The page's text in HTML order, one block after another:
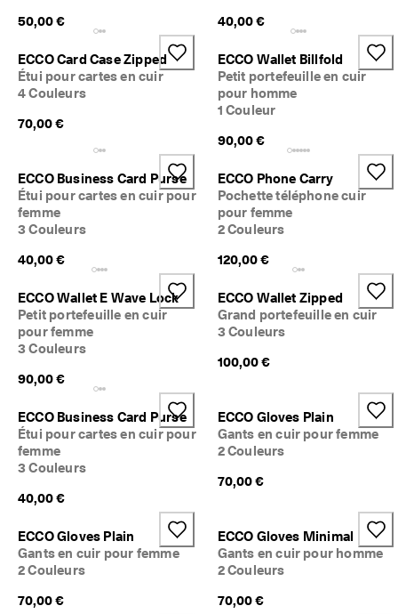
50,00 €
40,00 €
ECCO Card Case Zipped
Étui pour cartes en cuir
4 Couleurs
70,00 €
ECCO Wallet Billfold
Petit portefeuille en cuir
pour homme
1 Couleur
90,00 €
ECCO Business Card Purse
Étui pour cartes en cuir pour
femme
3 Couleurs
40,00 €
ECCO Phone Carry
Pochette téléphone cuir
pour femme
2 Couleurs
120,00 €
ECCO Wallet E Wave Lock
Petit portefeuille en cuir
pour femme
3 Couleurs
90,00 €
ECCO Wallet Zipped
Grand portefeuille en cuir
3 Couleurs
100,00 €
ECCO Business Card Purse
Étui pour cartes en cuir pour
femme
3 Couleurs
40,00 €
ECCO Gloves Plain
Gants en cuir pour femme
2 Couleurs
70,00 €
ECCO Gloves Plain
Gants en cuir pour femme
2 Couleurs
70,00 €
ECCO Gloves Minimal
Gants en cuir pour homme
2 Couleurs
70,00 €